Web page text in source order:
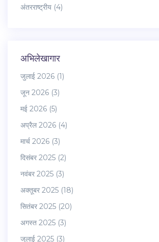
अंतरराष्ट्रीय (4)
अभिलेखागार
जुलाई 2026 (1)
जून 2026 (3)
मई 2026 (5)
अप्रैल 2026 (4)
मार्च 2026 (3)
दिसंबर 2025 (2)
नवंबर 2025 (3)
अक्तूबर 2025 (18)
सितंबर 2025 (20)
अगस्त 2025 (3)
जुलाई 2025 (3)